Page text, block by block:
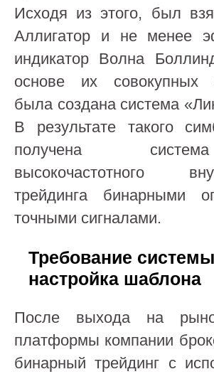
Исходя из этого, был
Аллигатор и не менее
индикатор Волна
основе их совокупных
была создана система
В результате такого
получена
высокочастотного
трейдинга бинарными
точными сигналами.
Требование
настройка шаблона
После выхода на
платформы компании
бинарный трейдинг с